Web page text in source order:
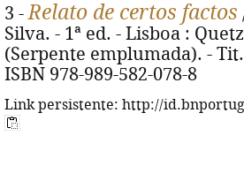
3 -Relato de certos factos
Silva. - 1ª ed. - Lisboa :
(Serpente emplumada). -
ISBN 978-989-582-078-8
Link persistente: http://